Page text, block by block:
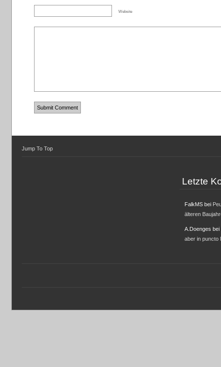
Website
Jump To Top
Letzte
FalkMSbei
älteren
A.Doenges bei
aber in puncto